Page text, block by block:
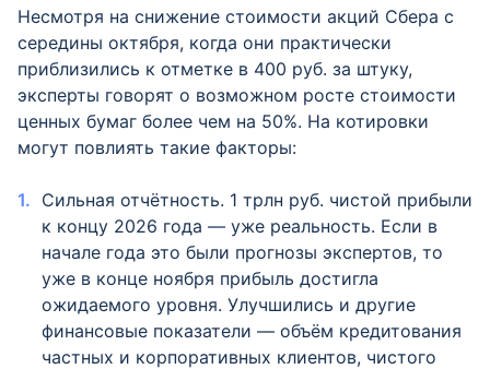
Несмотря на снижение стоимости акций Сбера с
середины октября, когда они практически
приблизились к отметке в 400 руб. за штуку,
эксперты говорят о возможном росте стоимости
ценных бумаг более чем на 50%. На котировки
могут повлиять такие факторы:
Сильная отчётность. 1 трлн руб. чистой прибыли
к концу 2026 года — уже реальность. Если в
начале года это были прогнозы экспертов, то
уже в конце ноября прибыль достигла
ожидаемого уровня. Улучшились и другие
финансовые показатели — объём кредитования
частных и корпоративных клиентов, чистого